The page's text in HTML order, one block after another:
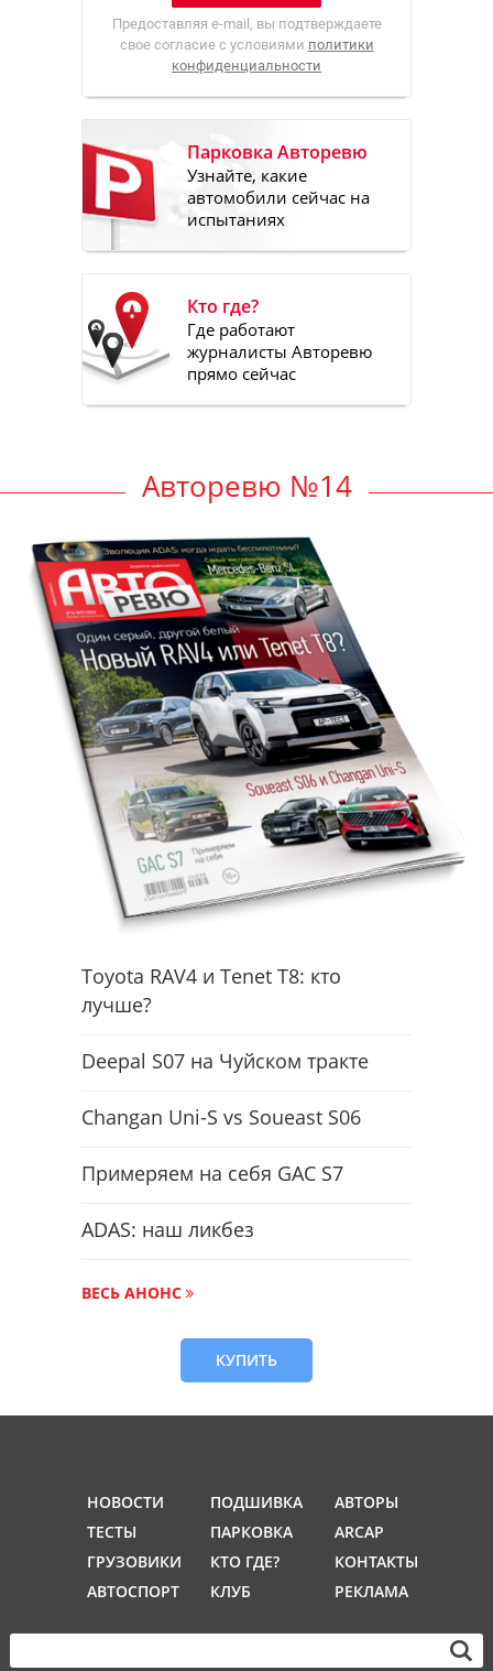
Предоставляя e-mail, вы подтверждаете
свое согласие с условиями политики
конфиденциальности
Парковка Авторевю
Узнайте, какие
автомобили сейчас на
испытаниях
Кто где?
Где работают
журналисты Авторевю
прямо сейчас
Авторевю №14
Toyota RAV4 и Tenet T8: кто
лучше?
Deepal S07 на Чуйском тракте
Changan Uni-S vs Soueast S06
Примеряем на себя GAC S7
ADAS: наш ликбез
ВЕСЬ АНОНС
КУПИТЬ
НОВОСТИ
ТЕСТЫ
ГРУЗОВИКИ
АВТОСПОРТ
ПОДШИВКА
ПАРКОВКА
КТО ГДЕ?
КЛУБ
АВТОРЫ
ARCAP
КОНТАКТЫ
РЕКЛАМА